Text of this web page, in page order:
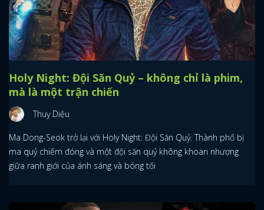
Holy Night: Đội Săn Quỷ – không chỉ là phim,
mà là một trận chiến
Thuỵ Diệu
Ma Dong-Seok trở lại với Holy Night: Đội Săn Quỷ. Thành phố bị
ma quỷ chiếm đóng và một đội săn quỷ không khoan nhượng
giữa ranh giới của ánh sáng và bóng tối